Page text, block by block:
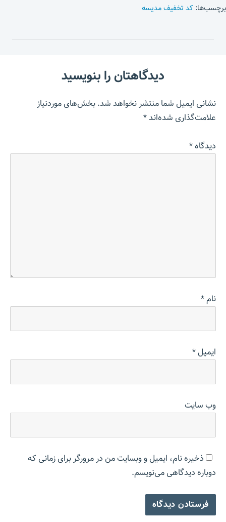
برچسب‌ها: کد تخفیف مدیسه
دیدگاهتان را بنویسید
نشانی ایمیل شما منتشر نخواهد شد.بخش‌های موردنیاز
علامت‌گذاری شده‌اند*
دیدگاه*
نام*
ایمیل*
وب‌ سایت
ذخیره نام، ایمیل و وبسایت من در مرورگر برای زمانی که
دوباره دیدگاهی می‌نویسم.